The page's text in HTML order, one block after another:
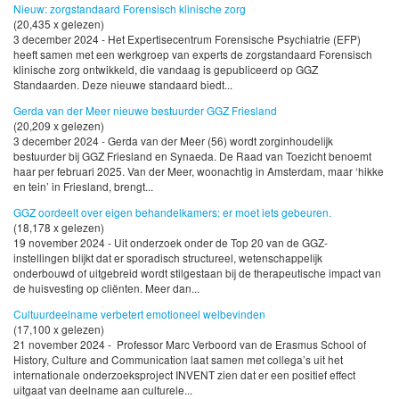
Nieuw: zorgstandaard Forensisch klinische zorg
(20,435 x gelezen)
3 december 2024 - Het Expertisecentrum Forensische Psychiatrie (EFP)
heeft samen met een werkgroep van experts de zorgstandaard Forensisch
klinische zorg ontwikkeld, die vandaag is gepubliceerd op GGZ
Standaarden. Deze nieuwe standaard biedt...
Gerda van der Meer nieuwe bestuurder GGZ Friesland
(20,209 x gelezen)
3 december 2024 - Gerda van der Meer (56) wordt zorginhoudelijk
bestuurder bij GGZ Friesland en Synaeda. De Raad van Toezicht benoemt
haar per februari 2025. Van der Meer, woonachtig in Amsterdam, maar ‘hikke
en tein’ in Friesland, brengt...
GGZ oordeelt over eigen behandelkamers: er moet iets gebeuren.
(18,178 x gelezen)
19 november 2024 - Uit onderzoek onder de Top 20 van de GGZ-
instellingen blijkt dat er sporadisch structureel, wetenschappelijk
onderbouwd of uitgebreid wordt stilgestaan bij de therapeutische impact van
de huisvesting op cliënten. Meer dan...
Cultuurdeelname verbetert emotioneel welbevinden
(17,100 x gelezen)
21 november 2024 - Professor Marc Verboord van de Erasmus School of
History, Culture and Communication laat samen met collega’s uit het
internationale onderzoeksproject INVENT zien dat er een positief effect
uitgaat van deelname aan culturele...